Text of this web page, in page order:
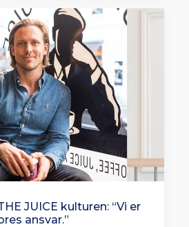
JUICE kulturen: “Vi er
ansvar.”